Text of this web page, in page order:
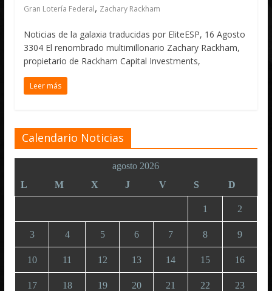
Gran Lotería Federal, Zachary Rackham
Noticias de la galaxia traducidas por EliteESP, 16 Agosto
3304 El renombrado multimillonario Zachary Rackham,
propietario de Rackham Capital Investments,
Leer más
Calendario Noticias
agosto 2026
L
M X J V S D
1 2
3 4 5 6 7 8 9
10 11 12 13 14 15 16
17 18 19 20 21 22 23